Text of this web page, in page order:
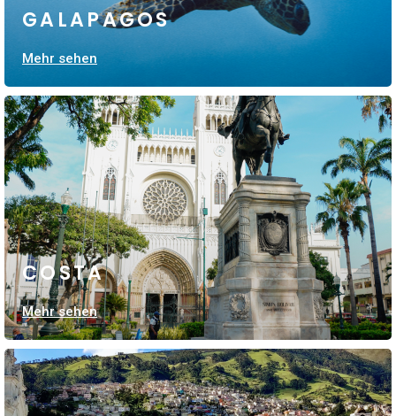
GALAPAGOS
Mehr sehen
COSTA
Mehr sehen